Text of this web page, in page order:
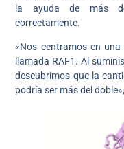
la ayuda de más
correctamente.
«Nos centramos en
llamada RAF1. Al
descubrimos que la
podría ser más del